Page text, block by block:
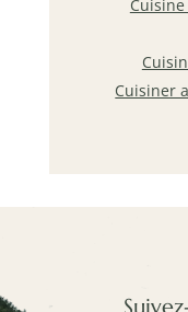
Cuisiner